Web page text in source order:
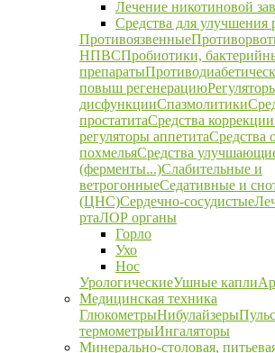
Лечение никотиновой
Средства для улучшения
Противоязвенные
НПВСПробиотики,
препараты
повыш регенерацию
дисфункцииСпазмолитики
простатитаСредства
регуляторы аппетитаСредства
похмельяСредства
(ферменты...)Слабительные и
ветрогонныеСедативные и
(ЦНС)Сердечно-сосудистые
ртаЛОР органы
Горло
Ухо
Нос
УрологическиеУшные капли
Медицинская техника
ГлюкометрыНибулайзеры
термометрыИнгаляторы
Минерально-столовая,